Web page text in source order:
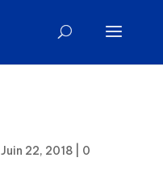
Juin 22, 2018| 0